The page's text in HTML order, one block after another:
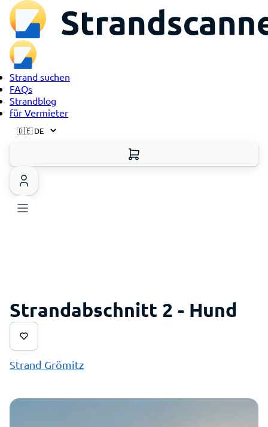
Strand suchen
FAQs
Strandblog
für Vermieter
Strandabschnitt 2 - Hund
Strand Grömitz